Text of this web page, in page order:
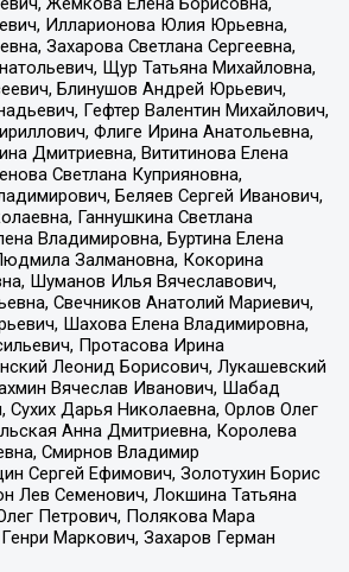
Илларионова Юлия Юрьевна,
Захарова Светлана Сергеевна,
Щур Татьяна Михайловна,
Блинушов Андрей Юрьевич,
Гефтер Валентин Михайлович,
Флиге Ирина Анатольевна,
Дмитриевна, Вититинова Елена
Светлана Куприяновна,
Беляев Сергей Иванович,
Ганнушкина Светлана
Владимировна, Буртина Елена
Залмановна, Кокорина
Шуманов Илья Вячеславович,
Свечников Анатолий Мариевич,
Шахова Елена Владимировна,
Протасова Ирина
Леонид Борисович, Лукашевский
Вячеслав Иванович, Шабад
Сухих Дарья Николаевна, Орлов Олег
Анна Дмитриевна, Королева
Смирнов Владимир
Сергей Ефимович, Золотухин Борис
Лев Семенович, Локшина Татьяна
Петрович, Полякова Мара
Маркович, Захаров Герман